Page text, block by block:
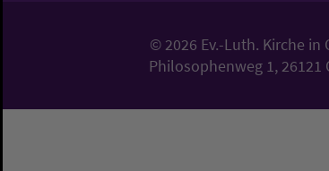
© 2026 Ev.-Luth. Kirche in
Philosophenweg 1, 26121